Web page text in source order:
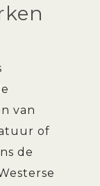
van
of
de